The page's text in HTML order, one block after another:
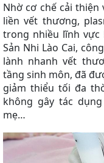
Nhờ cơ chế cải
liền vết thương,
trong nhiều lĩnh vực
Sản Nhi Lào Cai,
lành nhanh vết
tầng sinh môn, đã
giảm thiểu tối đa
không gây tác
mẹ…